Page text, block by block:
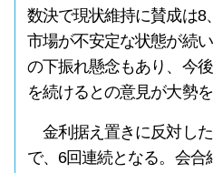
数決で現状維持に賛成は8
市場が不安定な状態が続
の下振れ懸念もあり、今
を続けるとの意見が大勢
金利据え置きに反対し
で、6回連続となる。会